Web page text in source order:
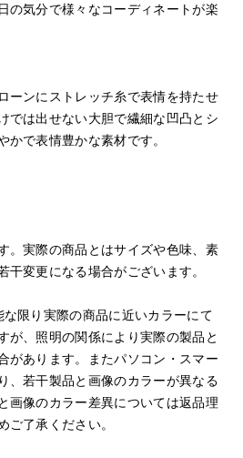
の気分で様々なコーディネートが楽
ーンにストレッチ糸で表情を持たせ
では出せない大胆で繊細な凹凸とシ
かで表情豊かな素材です。
。実際の商品とはサイズや色味、素
干変更になる場合がございます。
限り実際の商品に近いカラーにて
が、照明の関係により実際の製品と
があります。またパソコン・スマー
、若干製品と画像のカラーが異なる
画像のカラー差異については返品理
ご了承ください。